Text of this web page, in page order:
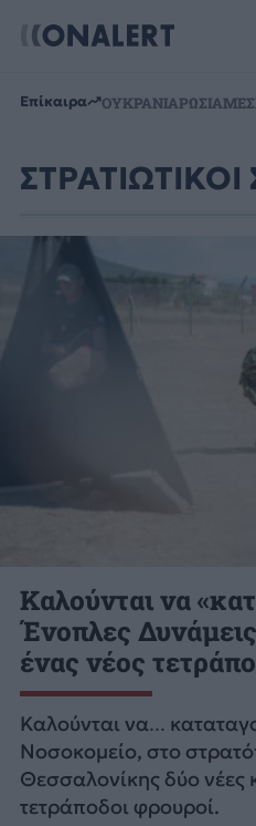
Επίκαιρα ΟΥΚΡΑΝΙΑΡΩΣΙΑ
ΣΤΡΑΤΙΩΤΙΚΟΙ
Καλούνται να
Ένοπλες
ένας νέος
Καλούνται να…
Νοσοκομείο, στο
Θεσσαλονίκης δύο νέες
τετράποδοι φρουροί.